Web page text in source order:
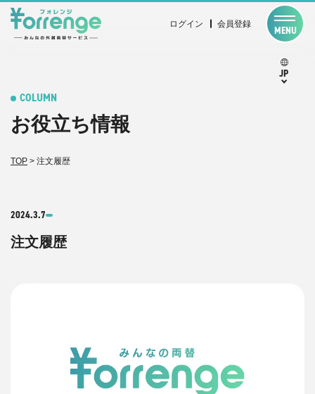
ログイン 会員登録
MENU
JP
COLUMN
お役立ち情報
TOP > 注文履歴
2024.3.7
注文履歴